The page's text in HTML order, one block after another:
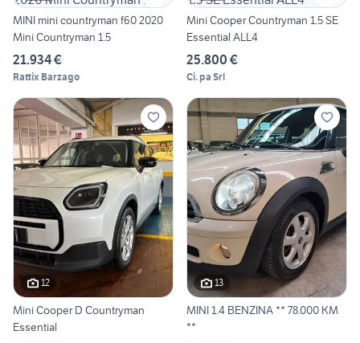
MINI mini countryman f60 2020
Mini Countryman 1.5
21.934 €
Rattix Barzago
Mini Cooper Countryman 1.5 SE
Essential ALL4
25.800 €
Ci. pa Srl
12
Mini Cooper D Countryman
Essential
13
MINI 1.4 BENZINA ** 78.000 KM
**